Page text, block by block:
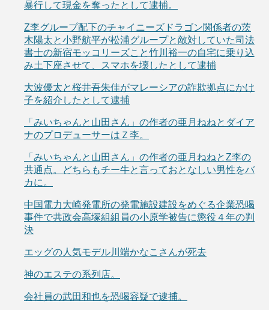
暴行して現金を奪ったとして逮捕。
Z李グループ配下のチャイニーズドラゴン関係者の茨
木陽太と小野航平が松浦グループと敵対していた司法
書士の新宿モッコリーズこと竹川裕一の自宅に乗り込
み土下座させて、スマホを壊したとして逮捕
大波優太と桜井吾朱佳がマレーシアの詐欺拠点にかけ
子を紹介したとして逮捕
「みいちゃんと山田さん」の作者の亜月ねねとダイア
ナのプロデューサーはＺ李。
「みいちゃんと山田さん」の作者の亜月ねねとZ李の
共通点。どちらもチー牛と言っておとなしい男性をバ
カに。
中国電力大崎発電所の発電施設建設をめぐる企業恐喝
事件で共政会高塚組組員の小原学被告に懲役４年の判
決
エッグの人気モデル川端かなこさんが死去
神のエステの系列店。
会社員の武田和也を恐喝容疑で逮捕。